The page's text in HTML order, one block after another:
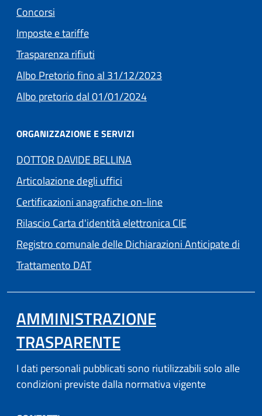
Concorsi
Imposte e tariffe(apre in un'altra scheda).
Trasparenza rifiuti
Albo Pretorio fino al 31/12/2023
Albo pretorio dal 01/01/2024
ORGANIZZAZIONE E SERVIZI
DOTTOR DAVIDE BELLINA
Articolazione degli uffici
Certificazioni anagrafiche on-line
Rilascio Carta d'identità elettronica CIE
Registro comunale delle Dichiarazioni Anticipate di
Trattamento DAT
AMMINISTRAZIONE
TRASPARENTE
I dati personali pubblicati sono riutilizzabili solo alle
condizioni previste dalla normativa vigente